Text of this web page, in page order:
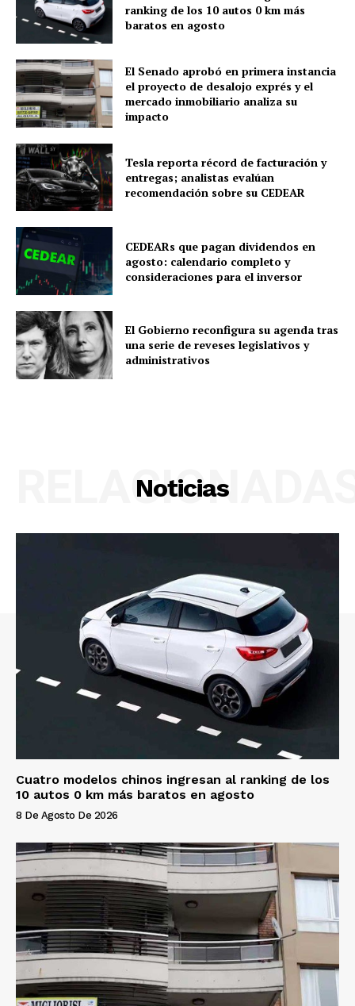
ranking de los 10 autos 0 km más
baratos en agosto
El Senado aprobó en primera instancia
el proyecto de desalojo exprés y el
mercado inmobiliario analiza su
impacto
Tesla reporta récord de facturación y
entregas; analistas evalúan
recomendación sobre su CEDEAR
CEDEARs que pagan dividendos en
agosto: calendario completo y
consideraciones para el inversor
El Gobierno reconfigura su agenda tras
una serie de reveses legislativos y
administrativos
Noticias
Cuatro modelos chinos ingresan al ranking de los
10 autos 0 km más baratos en agosto
8 De Agosto De 2026